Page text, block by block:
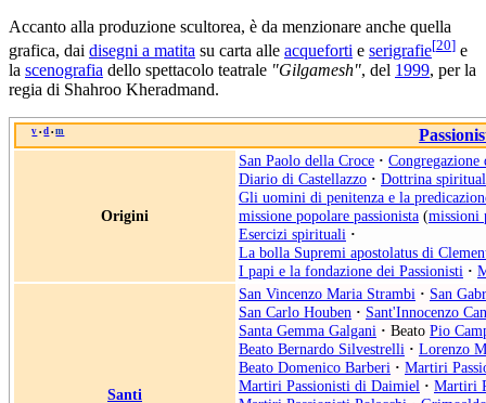
Accanto alla produzione scultorea, è da menzionare anche quella
grafica, dai disegni a matita su carta alle acqueforti e serigrafie[20] e
la scenografia dello spettacolo teatrale "Gilgamesh", del 1999, per la
regia di Shahroo Kheradmand.
v • d • m
Origini
San Paolo della Croce · Congregazione
Diario di Castellazzo · Dottrina
Gli uomini di penitenza e la
missione popolare passionista (missioni
Esercizi spirituali ·
La bolla Supremi apostolatus di
I papi e la fondazione dei Passionisti ·
Santi
San Vincenzo Maria Strambi · San
San Carlo Houben · Sant'Innocenzo
Santa Gemma Galgani · Beato Pio
Beato Bernardo Silvestrelli · Lorenzo
Beato Domenico Barberi · Martiri
Martiri Passionisti di Daimiel · Martiri